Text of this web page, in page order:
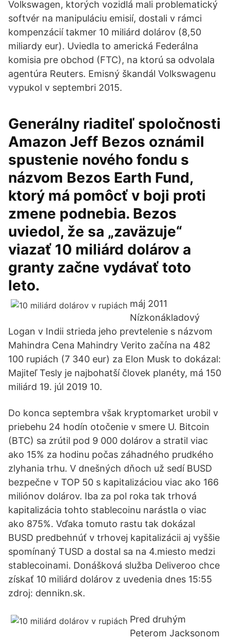
Volkswagen, ktorých vozidlá mali problematický
softvér na manipuláciu emisií, dostali v rámci
kompenzácií takmer 10 miliárd dolárov (8,50
miliardy eur). Uviedla to americká Federálna
komisia pre obchod (FTC), na ktorú sa odvolala
agentúra Reuters. Emisný škandál Volkswagenu
vypukol v septembri 2015.
Generálny riaditeľ spoločnosti
Amazon Jeff Bezos oznámil
spustenie nového fondu s
názvom Bezos Earth Fund,
ktorý má pomôcť v boji proti
zmene podnebia. Bezos
uviedol, že sa „zaväzuje“
viazať 10 miliárd dolárov a
granty začne vydávať toto
leto.
máj 2011
Nízkonákladový
Logan v Indii strieda jeho prevtelenie s názvom
Mahindra Cena Mahindry Verito začína na 482
100 rupiách (7 340 eur) za Elon Musk to dokázal:
Majiteľ Tesly je najbohatší človek planéty, má 150
miliárd 19. júl 2019 10.
Do konca septembra však kryptomarket urobil v
priebehu 24 hodín otočenie v smere U. Bitcoin
(BTC) sa zrútil pod 9 000 dolárov a stratil viac
ako 15% za hodinu počas záhadného prudkého
zlyhania trhu. V dnešných dňoch už sedí BUSD
bezpečne v TOP 50 s kapitalizáciou viac ako 166
miliónov dolárov. Iba za pol roka tak trhová
kapitalizácia tohto stablecoinu narástla o viac
ako 875%. Vďaka tomuto rastu tak dokázal
BUSD predbehnúť v trhovej kapitalizácii aj vyššie
spomínaný TUSD a dostal sa na 4.miesto medzi
stablecoinami. Donášková služba Deliveroo chce
získať 10 miliárd dolárov z uvedenia dnes 15:55
zdroj: dennikn.sk.
Pred druhým
Peterom Jacksonom